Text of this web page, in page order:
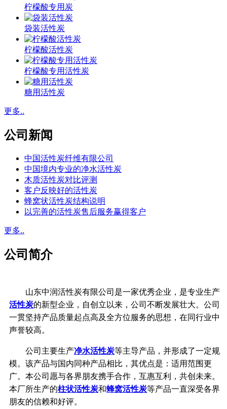
柠檬酸专用炭
袋装活性炭
柠檬酸活性炭
柠檬酸专用活性炭
糖用活性炭
更多..
公司新闻
中国活性炭纤维有限公司
中国境内专业的净水活性炭
木质活性炭对比评测
客户反映好的活性炭
蜂窝状活性炭结构说明
以完善的活性炭售后服务赢得客户
更多..
公司简介
山东中润活性炭有限公司是一家优秀企业，是专业生产
活性炭的新型企业，自创立以来，公司不断发展壮大。公司
一贯坚持产品质量起点高及全方位服务的思想，在同行业中
声誉较高。
公司主要生产净水活性炭等主导产品，并形成了一定规
模。该产品与国内同种产品相比，其优点是：适用范围更
广。本公司愿与各界朋友携手合作，互惠互利，共创未来。
本厂所生产的柱状活性炭和蜂窝活性炭等产品一直深受各界
朋友的信赖和好评。